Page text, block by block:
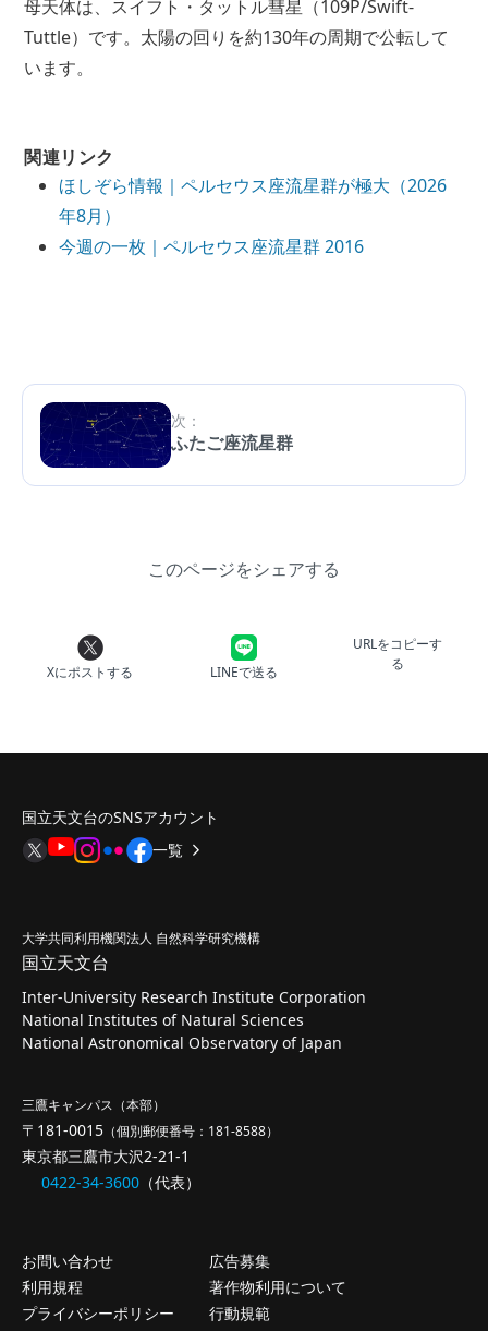
母天体は、スイフト・タットル彗星（109P/Swift-
Tuttle）です。太陽の回りを約130年の周期で公転して
います。
関連リンク
ほしぞら情報｜ペルセウス座流星群が極大（2026
年8月）
今週の一枚｜ペルセウス座流星群 2016
次：
ふたご座流星群
このページをシェアする
Xにポストする LINEで送る
URLをコピーす
る
国立天文台のSNSアカウント
一覧
大学共同利用機関法人 自然科学研究機構
国立天文台
Inter-University Research Institute Corporation
National Institutes of Natural Sciences
National Astronomical Observatory of Japan
三鷹キャンパス（本部）
〒181-0015 （個別郵便番号：181-8588）
東京都三鷹市大沢2-21-1
0422-34-3600 （代表）
お問い合わせ
広告募集
利用規程
著作物利用について
プライバシーポリシー
行動規範